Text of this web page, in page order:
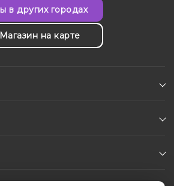
в других городах
Магазин на карте